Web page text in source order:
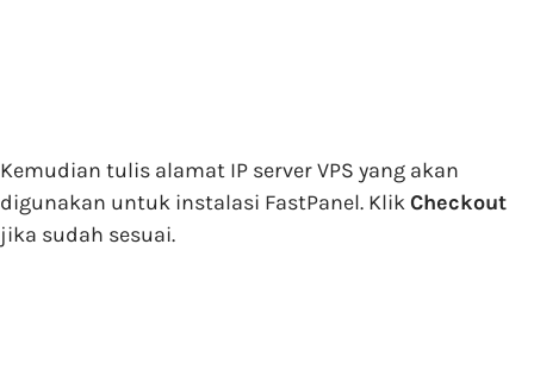
Kemudian tulis alamat IP server VPS yang akan
digunakan untuk instalasi FastPanel. KlikCheckout
jika sudah sesuai.